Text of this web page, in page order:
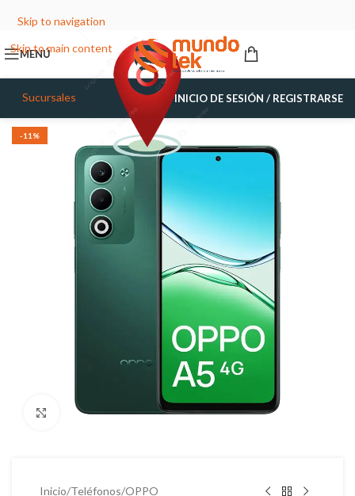
Skip to navigation
Skip to main content
MENÚ
Sucursales INICIO DE SESIÓN / REGISTRARSE
-11%
Haga Click para agrandar
Inicio/Teléfonos/OPPO